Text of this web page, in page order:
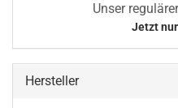
Unser
Jetzt nur
Hersteller